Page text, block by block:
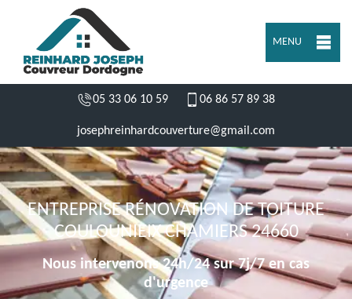
MENU
05 33 06 10 59 06 86 57 89 38
josephreinhardcouverture@gmail.com
ENTREPRISE RÉNOVATION DE TOITURE
COULOUNIEIX CHAMIERS 24660
Nous intervenons 24h/24 sur 7j/7 en cas
d'urgence